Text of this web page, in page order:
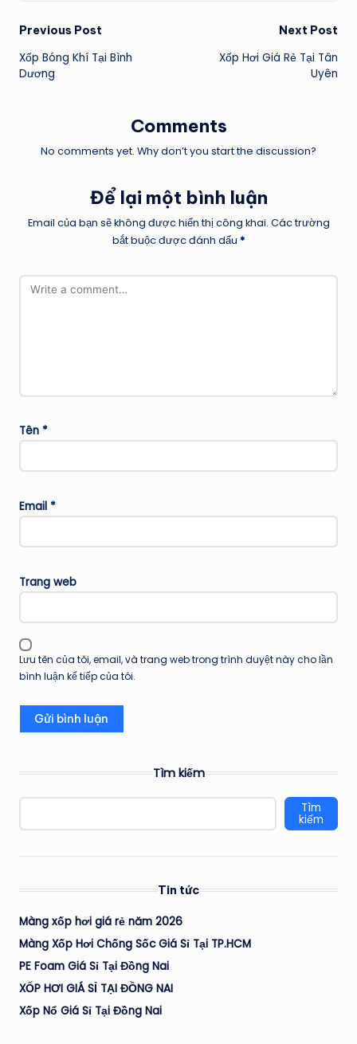
Post
navigation
Previous Post
Xốp Bóng Khí Tại Bình
Dương
Next Post
Xốp Hơi Giá Rẻ Tại Tân
Uyên
Comments
No comments yet. Why don’t you start the discussion?
Để lại một bình luận
Email của bạn sẽ không được hiển thị công khai. Các trường
bắt buộc được đánh dấu *
Tên *
Email *
Trang web
Lưu tên của tôi, email, và trang web trong trình duyệt này cho lần
bình luận kế tiếp của tôi.
Tìm kiếm
Tìm
kiếm
Tin tức
Màng xốp hơi giá rẻ năm 2026
Màng Xốp Hơi Chống Sốc Giá Sỉ Tại TP.HCM
PE Foam Giá Sỉ Tại Đồng Nai
XỐP HƠI GIÁ SỈ TẠI ĐỒNG NAI
Xốp Nổ Giá Sỉ Tại Đồng Nai